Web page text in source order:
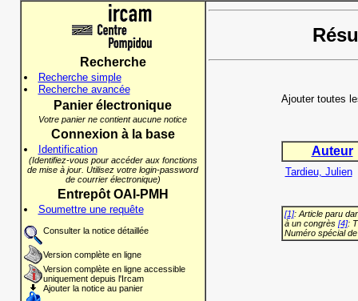
Recherche
Recherche simple
Recherche avancée
Panier électronique
Votre panier ne contient aucune notice
Connexion à la base
Identification
(Identifiez-vous pour accéder aux fonctions
de mise à jour. Utilisez votre login-password
de courrier électronique)
Entrepôt OAI-PMH
Soumettre une requête
Consulter la notice détaillée
Version complète en ligne
Version complète en ligne accessible
uniquement depuis l'Ircam
Ajouter la notice au panier
Ajouter toutes
Auteur
Tardieu, Julien
[1]: Article paru
à un congrès [4]:
Numéro spécial